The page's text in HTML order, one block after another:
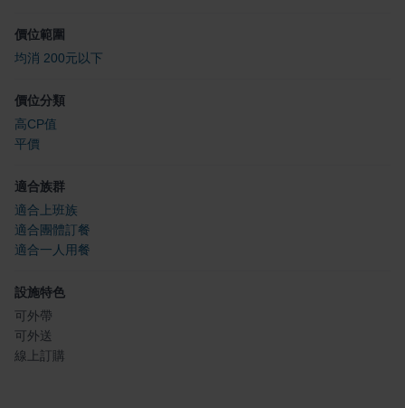
價位範圍
均消 200元以下
價位分類
高CP值
平價
適合族群
適合上班族
適合團體訂餐
適合一人用餐
設施特色
可外帶
可外送
線上訂購